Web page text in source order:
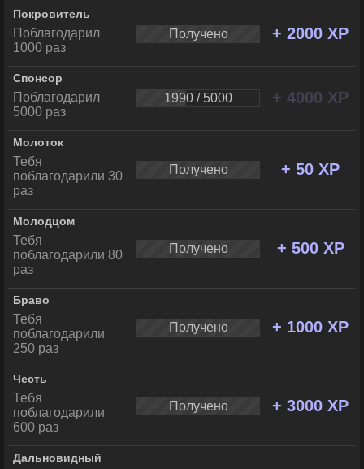
Покровитель
Поблагодарил
1000 раз
Получено + 2000 XP
Спонсор
Поблагодарил
5000 раз
1990 / 5000 + 4000 XP
Молоток
Тебя
поблагодарили 30
раз
Получено + 50 XP
Молодцом
Тебя
поблагодарили 80
раз
Получено + 500 XP
Браво
Тебя
поблагодарили
250 раз
Получено + 1000 XP
Честь
Тебя
поблагодарили
600 раз
Получено + 3000 XP
Дальновидный